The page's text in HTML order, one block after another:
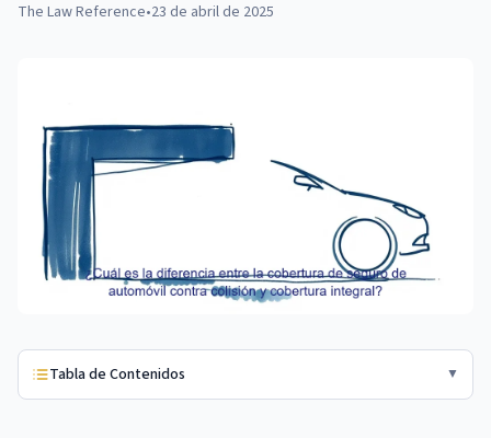
The Law Reference•23 de abril de 2025
Tabla de Contenidos ▼